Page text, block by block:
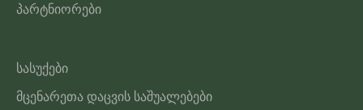
პარტნიორები
სასუქები
მცენარეთა დაცვის საშუალებები